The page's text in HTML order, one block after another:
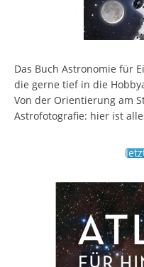
Das Buch Astronomie für
die gerne tief in die
Von der Orientierung am
Astrofotografie: hier ist